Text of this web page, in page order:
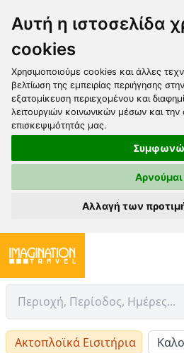
Αυτή η ιστοσελίδα
cookies
Χρησιμοποιούμε cookies και άλλες
βελτίωση της εμπειρίας περιήγησης
εξατομίκευση περιεχομένου και
λειτουργιών κοινωνικών μέσων και
επισκεψιμότητάς μας.
Συμφωνώ
Αρνούμαι
Αλλαγή των
Ακτοπλοϊκά Εισιτήρια